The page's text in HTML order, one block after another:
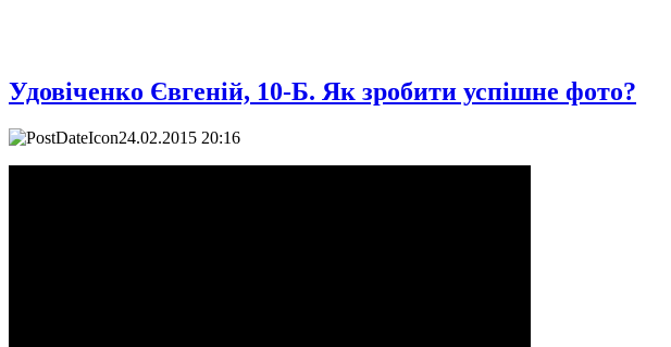
Удовіченко Євгеній, 10-Б. Як зробити успішне фото?
24.02.2015 20:16